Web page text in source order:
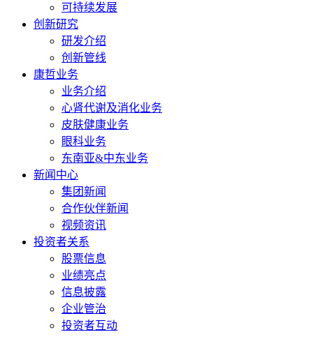
可持续发展
创新研究
研发介绍
创新管线
康哲业务
业务介绍
心肾代谢及消化业务
皮肤健康业务
眼科业务
东南亚&中东业务
新闻中心
集团新闻
合作伙伴新闻
视频资讯
投资者关系
股票信息
业绩亮点
信息披露
企业管治
投资者互动